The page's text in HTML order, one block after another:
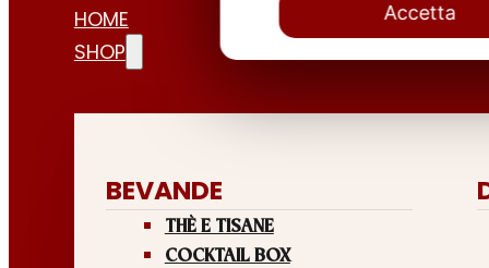
HOME
SHOP
BEVANDE
THÈ E TISANE
COCKTAIL BOX
Accetta